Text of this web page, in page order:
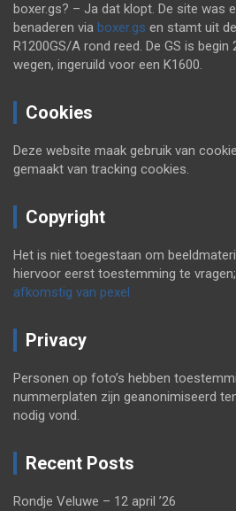
boxer.gs? – Ja dat klopt. De site was
benaderen via boxer.gs en stamt uit
R1200GS/A rond reed. De GS is begin
wegen, ingeruild voor een K1600.
Cookies
Deze website maak gebruik van
gemaakt van tracking cookies.
Copyright
Het is niet toegestaan om
hiervoor eerst toestemming te vragen;
afkomstig van pexel
Privacy
Personen op foto’s hebben
nummerplaten zijn geanonimiseerd
nodig vond.
Recent Posts
Rondje Veluwe – 12 april ’26